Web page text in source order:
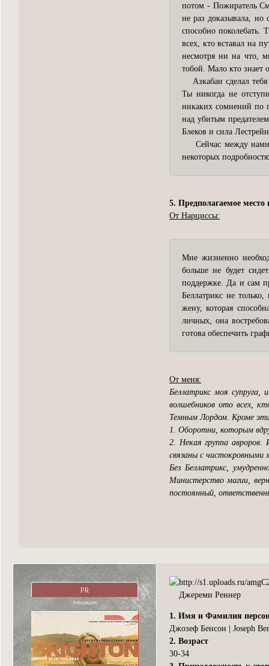
потом - Пожиратель
не раз доказывала,
способно поколебать.
всех, кто вставал на
несмотря ни на что,
тобой. Мало кто знает
Азкабан сделал тебя
Ты никогда не
никаких сомнений по
над убитым
Блеков и сила
Сейчас между нами
некоторых
5. Предполагаемое место
От Нарциссы:
Мне жизненно
больше не будет
поддержке. Да и сам
Беллатрикс не
жену, которая
личных, она
готова обеспечить
От меня:
Беллатрикс моя
волшебников ото всех,
Темным Лордом. Кроме
1. Оборотни, которым
2. Некая группа
связаны с чистокровными
Без Беллатрикс,
Министерство магии,
постоянный,
PR
пиарщик
Джереми Реннер
1. Имя и Фамилия
Джозеф Бенсон | Joseph
2. Возраст
30-34